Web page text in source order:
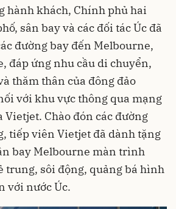
hành khách, Chính phủ hai
sân bay và các đối tác Úc đã
đường bay đến Melbourne,
đáp ứng nhu cầu di chuyển,
thăm thân của đông đảo
với khu vực thông qua mạng
Vietjet. Chào đón các đường
tiếp viên Vietjet đã dành tặng
bay Melbourne màn trình
trung, sôi động, quảng bá hình
với nước Úc.